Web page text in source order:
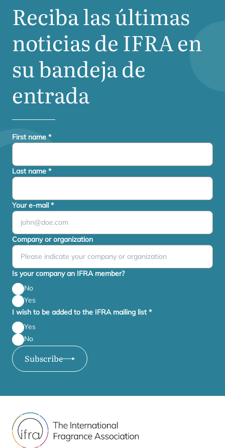
Reciba las últimas
noticias deIFRAen
su bandeja de
entrada
First name *
Last name *
Your e-mail *
Company or organization
Is your company an IFRA member?
No
Yes
I wish to be added to the IFRA mailing list*
Yes
No
Subscribe